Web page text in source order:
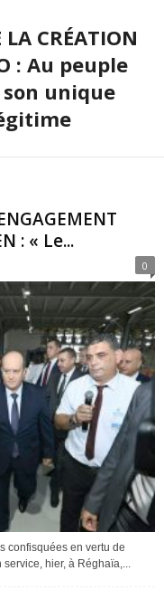
CRÉATION
: Au peuple
unique
: « Le...
0
confisquées en vertu de
hier, à Réghaïa,...